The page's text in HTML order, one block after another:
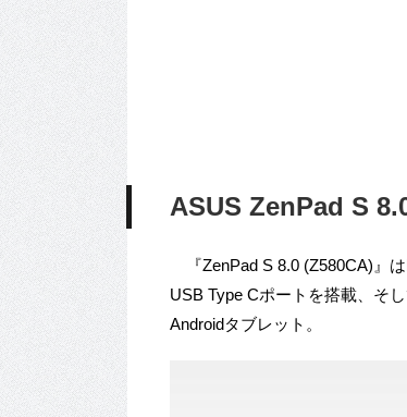
ASUS ZenPad S
『ZenPad S 8.0 (Z580CA)』
USB Type Cポートを搭載、そ
Androidタブレット。